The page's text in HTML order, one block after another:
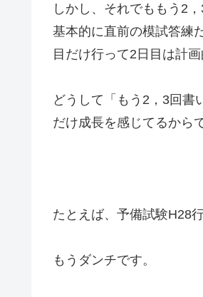
しかし、それでももう2
基本的に直前の模試答練
目だけ行って2日目は計画
どうして「もう2，3回書
だけ成長を感じてるから
たとえば、予備試験H28
もうダンチです。